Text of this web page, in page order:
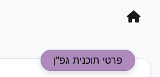
פרטי תוכנית גפ"ן